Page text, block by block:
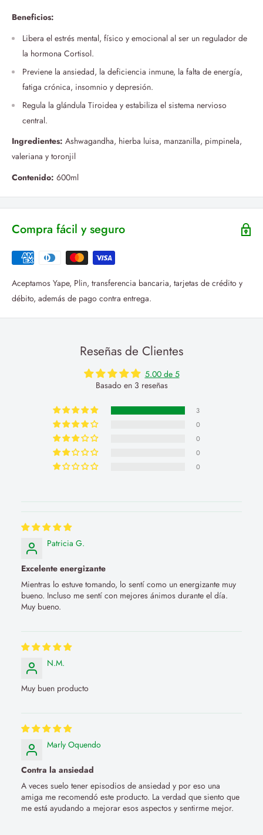
Beneficios:
Libera el estrés mental, físico y emocional al ser un regulador de
la hormona Cortisol.
Previene la ansiedad, la deficiencia inmune, la falta de energía,
fatiga crónica, insomnio y depresión.
Regula la glándula Tiroidea y estabiliza el sistema nervioso
central.
Ingredientes: Ashwagandha, hierba luisa, manzanilla, pimpinela,
valeriana y toronjil
Contenido: 600ml
Compra fácil y seguro
Aceptamos Yape, Plin, transferencia bancaria, tarjetas de crédito y
débito, además de pago contra entrega.
Reseñas de Clientes
5.00 de 5
Basado en 3 reseñas
3
0
0
0
0
Patricia G.
Excelente energizante
Mientras lo estuve tomando, lo sentí como un energizante muy
bueno. Incluso me sentí con mejores ánimos durante el día.
Muy bueno.
N.M.
Muy buen producto
Marly Oquendo
Contra la ansiedad
A veces suelo tener episodios de ansiedad y por eso una
amiga me recomendó este producto. La verdad que siento que
me está ayudando a mejorar esos aspectos y sentirme mejor.